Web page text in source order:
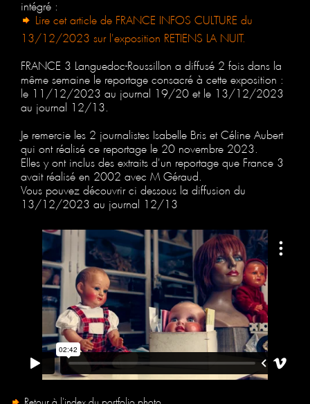
intégré :
Lire cet article de FRANCE INFOS CULTURE du
13/12/2023 sur l'exposition RETIENS LA NUIT.
FRANCE 3 Languedoc-Roussillon a diffusé 2 fois dans la
même semaine le reportage consacré à cette exposition :
le 11/12/2023 au journal 19/20 et le 13/12/2023
au journal 12/13.
Je remercie les 2 journalistes Isabelle Bris et Céline Aubert
qui ont réalisé ce reportage le 20 novembre 2023.
Elles y ont inclus des extraits d'un reportage que France 3
avait réalisé en 2002 avec M Géraud.
Vous pouvez découvrir ci dessous la diffusion du
13/12/2023 au journal 12/13
Retour à l'index du portfolio photo